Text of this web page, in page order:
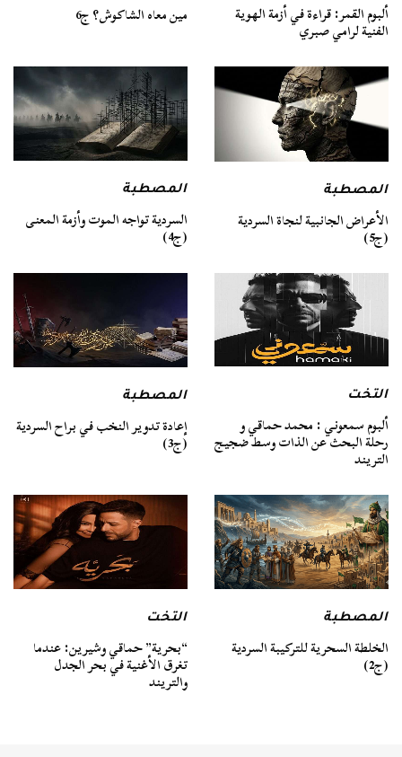
ألبوم القمر: قراءة في أزمة الهوية
الفنية لرامي صبري
مين معاه الشاكوش؟ ج6
المصطبة
الأعراض الجانبية لنجاة السردية
(ج5)
المصطبة
السردية تواجه الموت وأزمة المعنى
(ج4)
التخت
ألبوم سمعوني : محمد حماقي و
رحلة البحث عن الذات وسط ضجيج
التريند
المصطبة
إعادة تدوير النخب في براح السردية
(ج3)
المصطبة
الخلطة السحرية للتركيبة السردية
(ج2)
التخت
“بحرية” حماقي وشيرين: عندما
تغرق الأغنية في بحر الجدل
والتريند